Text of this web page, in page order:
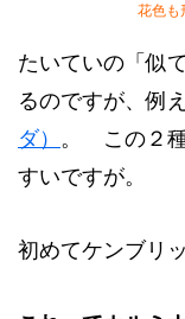
花色も
たいていの「似
るのですが、例
ダ） 。 この２
すいですが。
初めてケンブリ